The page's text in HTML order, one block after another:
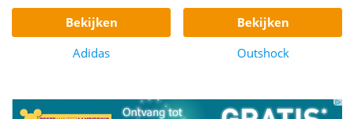
bekijken
Adidas
bekijken
Outshock